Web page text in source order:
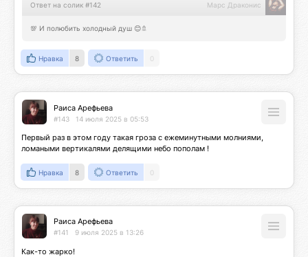
Ответ на солик #142 Марс Драконис
💯 И полюбить холодный душ 😊🚿
Нравка 8 Ответить 0
Раиса Арефьева
#143 14 июля 2025 в 05:53
Первый раз в этом году такая гроза с ежеминутными молниями,
ломаными вертикалями делящими небо пополам !
Нравка 8 Ответить 0
Раиса Арефьева
#141 9 июля 2025 в 13:26
Как-то жарко!